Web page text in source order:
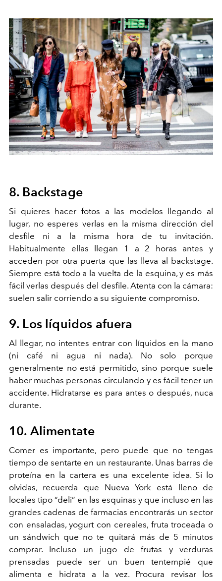
8. Backstage
Si quieres hacer fotos a las modelos llegando al
lugar, no esperes verlas en la misma dirección del
desfile ni a la misma hora de tu invitación.
Habitualmente ellas llegan 1 a 2 horas antes y
acceden por otra puerta que las lleva al backstage.
Siempre está todo a la vuelta de la esquina, y es más
fácil verlas después del desfile. Atenta con la cámara:
suelen salir corriendo a su siguiente compromiso.
9. Los líquidos afuera
Al llegar, no intentes entrar con líquidos en la mano
(ni café ni agua ni nada). No solo porque
generalmente no está permitido, sino porque suele
haber muchas personas circulando y es fácil tener un
accidente. Hidratarse es para antes o después, nuca
durante.
10. Alimentate
Comer es importante, pero puede que no tengas
tiempo de sentarte en un restaurante. Unas barras de
proteína en la cartera es una excelente idea. Si lo
olvidas, recuerda que Nueva York está lleno de
locales tipo “deli” en las esquinas y que incluso en las
grandes cadenas de farmacias encontrarás un sector
con ensaladas, yogurt con cereales, fruta troceada o
un sándwich que no te quitará más de 5 minutos
comprar. Incluso un jugo de frutas y verduras
prensadas puede ser un buen tentempié que
alimenta e hidrata a la vez. Procura revisar los